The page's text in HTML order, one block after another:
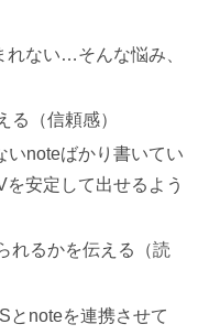
れない…そんな悩み、
る（信頼感）
いnoteばかり書いてい
安定して出せるよう
れるかを伝える（読
とnoteを連携させて